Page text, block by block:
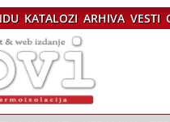
KATALOZI ARHIVA VESTI